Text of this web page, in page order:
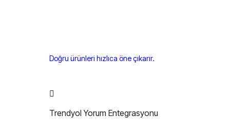
Doğru ürünleri hızlıca öne çıkarır.
Trendyol Yorum Entegrasyonu